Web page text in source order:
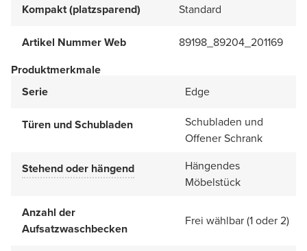
Kompakt (platzsparend) Standard
Artikel Nummer Web
89198_89204_201169
Produktmerkmale
Serie
Edge
Türen und Schubladen
Schubladen und
Offener Schrank
Stehend oder hängend
Hängendes
Möbelstück
Anzahl der
Aufsatzwaschbecken
Frei wählbar (1 oder 2)